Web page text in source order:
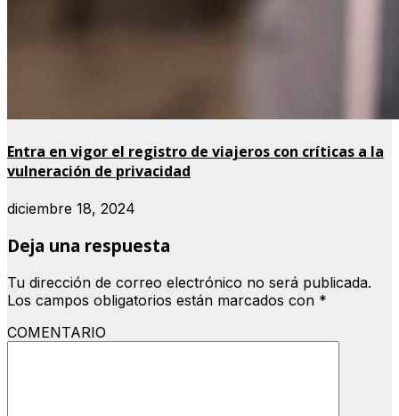
Entra en vigor el registro de viajeros con críticas a la
vulneración de privacidad
diciembre 18, 2024
Deja una respuesta
Tu dirección de correo electrónico no será publicada.
Los campos obligatorios están marcados con *
COMENTARIO